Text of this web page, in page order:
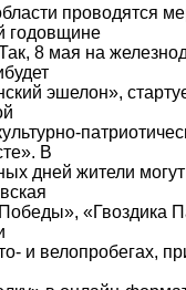
проводятся
годовщине
8 мая на
эшелон»,
В
дней жители
«Гвоздика
и велопробегах,